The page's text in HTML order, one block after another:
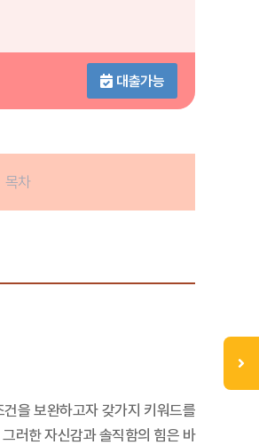
대출가능
목차
을 보완하고자 갖가지 키워드를
러한 자신감과 솔직함의 힘은 바